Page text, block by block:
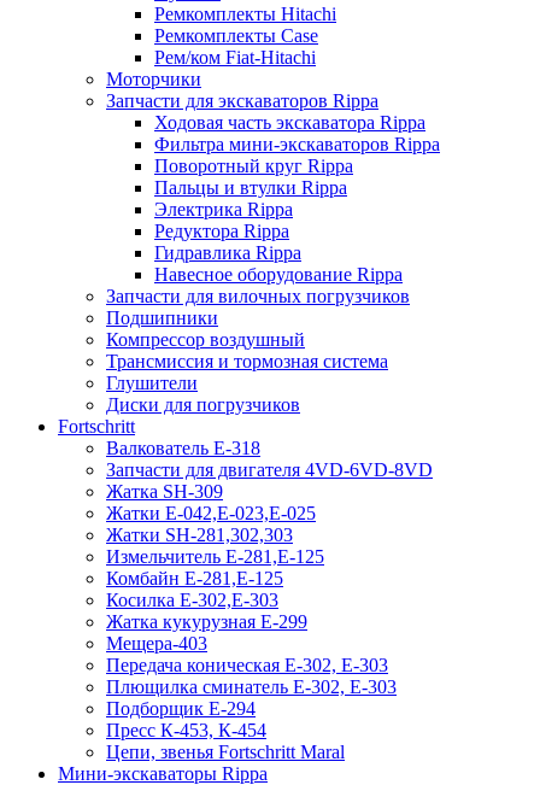
Ремкомплекты Hitachi
Ремкомплекты Case
Рем/ком Fiat-Hitachi
Моторчики
Запчасти для экскаваторов Rippa
Ходовая часть экскаватора Rippa
Фильтра мини-экскаваторов Rippa
Поворотный круг Rippa
Пальцы и втулки Rippa
Электрика Rippa
Редуктора Rippa
Гидравлика Rippa
Навесное оборудование Rippa
Запчасти для вилочных погрузчиков
Подшипники
Компрессор воздушный
Трансмиссия и тормозная система
Глушители
Диски для погрузчиков
Fortschritt
Валкователь Е-318
Запчасти для двигателя 4VD-6VD-8VD
Жатка SH-309
Жатки Е-042,Е-023,Е-025
Жатки SH-281,302,303
Измельчитель Е-281,Е-125
Комбайн Е-281,Е-125
Косилка Е-302,Е-303
Жатка кукурузная Е-299
Мещера-403
Передача коническая Е-302, Е-303
Плющилка сминатель Е-302, Е-303
Подборщик Е-294
Пресс К-453, К-454
Цепи, звенья Fortschritt Maral
Мини-экскаваторы Rippa